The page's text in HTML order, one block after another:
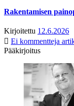
Rakentamisen
Kirjoitettu 12.6.2026
Ei kommentteja
Pääkirjoitus